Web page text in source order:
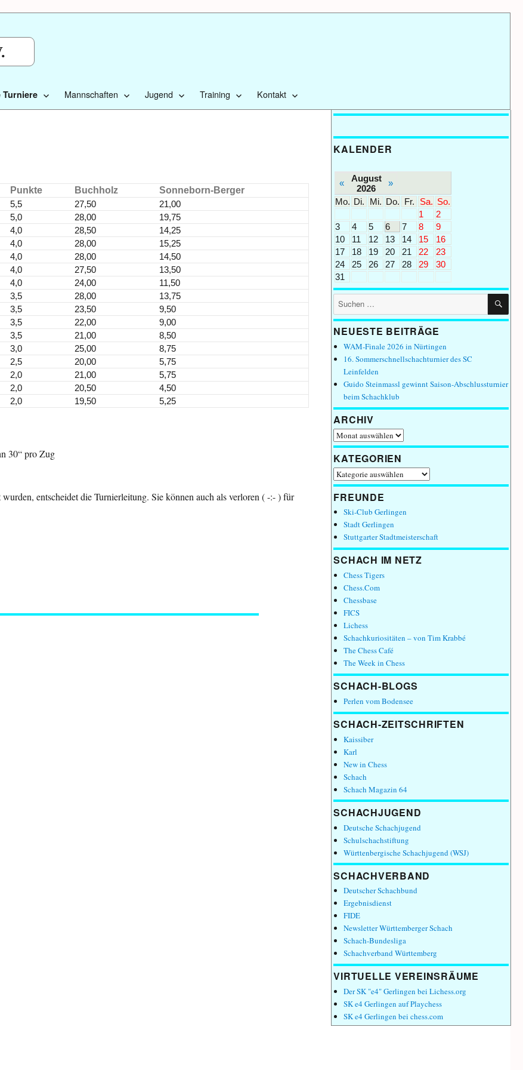
Turniere Mannschaften Jugend Training Kontakt
Punkte Buchholz
Sonneborn-Berger
5,5 27,50
21,00
5,0 28,00
19,75
4,0 28,50
14,25
4,0 28,00
15,25
4,0 28,00
14,50
4,0 27,50
13,50
4,0 24,00
11,50
3,5 28,00
13,75
3,5 23,50
9,50
3,5 22,00
9,00
3,5 21,00
8,50
3,0 25,00
8,75
2,5 20,00
5,75
2,0 21,00
5,75
2,0 20,50
4,50
2,0 19,50 5,25
30“ pro Zug
entscheidet die Turnierleitung. Sie können auch als verloren ( -:- ) für
KALENDER
«
August
2026
»
Mo. Di. Mi. Do. Fr. Sa. So.
1
2
3
4 5 6 7 8
9
10
11 12 13 14 15
16
17
18 19 20 21 22
23
24
25 26 27 28 29
30
31
Suchen
nach:
NEUESTE BEITRÄGE
WAM-Finale 2026 in Nürtingen
16. Sommerschnellschachturnier des SC
Leinfelden
Guido Steinmassl gewinnt Saison-Abschlussturnier
beim Schachklub
ARCHIV
Archiv
KATEGORIEN
Kategorien
FREUNDE
Ski-Club Gerlingen
Stadt Gerlingen
Stuttgarter Stadtmeisterschaft
SCHACH IM NETZ
Chess Tigers
Chess.Com
Chessbase
FICS
Lichess
Schachkuriositäten – von Tim Krabbé
The Chess Café
The Week in Chess
SCHACH-BLOGS
Perlen vom Bodensee
SCHACH-ZEITSCHRIFTEN
Kaissiber
Karl
New in Chess
Schach
Schach Magazin 64
SCHACHJUGEND
Deutsche Schachjugend
Schulschachstiftung
Württenbergische Schachjugend (WSJ)
SCHACHVERBAND
Deutscher Schachbund
Ergebnisdienst
FIDE
Newsletter Württemberger Schach
Schach-Bundesliga
Schachverband Württemberg
VIRTUELLE VEREINSRÄUME
Der SK "e4" Gerlingen bei Lichess.org
SK e4 Gerlingen auf Playchess
SK e4 Gerlingen bei chess.com